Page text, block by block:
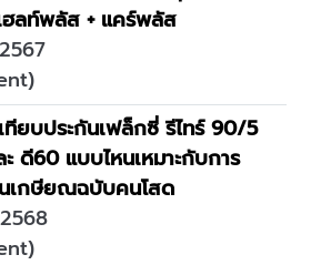
ฮลท์พลัส + แคร์พลัส
ทียบประกันเฟล็กซี่ รีไทร์ 90/5
ดี60 แบบไหนเหมาะกับการ
เกษียณฉบับคนโสด